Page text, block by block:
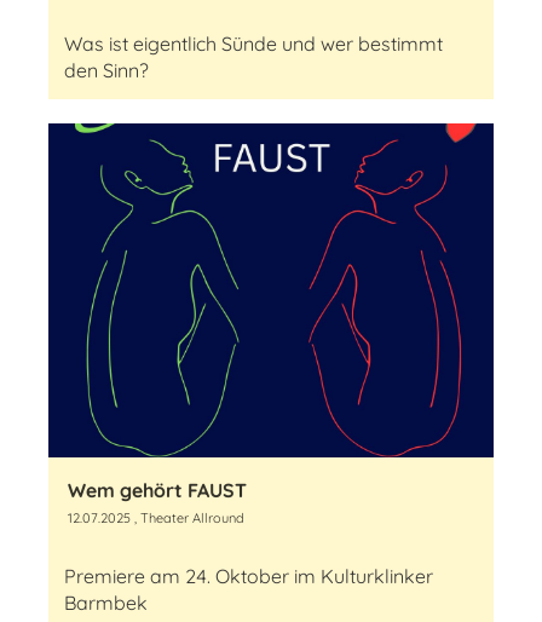
Was ist eigentlich Sünde und wer bestimmt
den Sinn?
Wem gehört FAUST
12.07.2025 , Theater Allround
Premiere am 24. Oktober im Kulturklinker
Barmbek